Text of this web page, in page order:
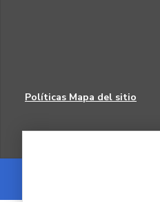
Políticas Mapa del sitio